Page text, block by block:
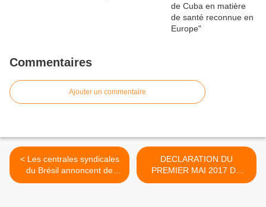
Commentaires
Ajouter un commentaire
< Les centrales syndicales
du Brésil annoncent de
nouvelles manifestations
DECLARATION DU
PREMIER MAI 2017 DU
PIT-SENEGAL >